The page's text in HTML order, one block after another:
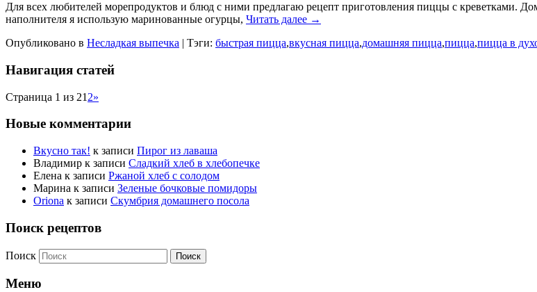
Для всех любителей морепродуктов и блюд с ними предлагаю рецепт приготовления пиццы с креветками.
наполнителя я использую маринованные огурцы, Читать далее →
Опубликовано в Несладкая выпечка | Тэги: быстрая пицца,вкусная пицца,домашняя пицца,пицца,пицца в
Навигация статей
Страница 1 из 21 2»
Новые комментарии
Вкусно так! к записи Пирог из лаваша
Владимир к записи Сладкий хлеб в хлебопечке
Елена к записи Ржаной хлеб с солодом
Марина к записи Зеленые бочковые помидоры
Oriona к записи Скумбрия домашнего посола
Поиск рецептов
Поиск
Меню